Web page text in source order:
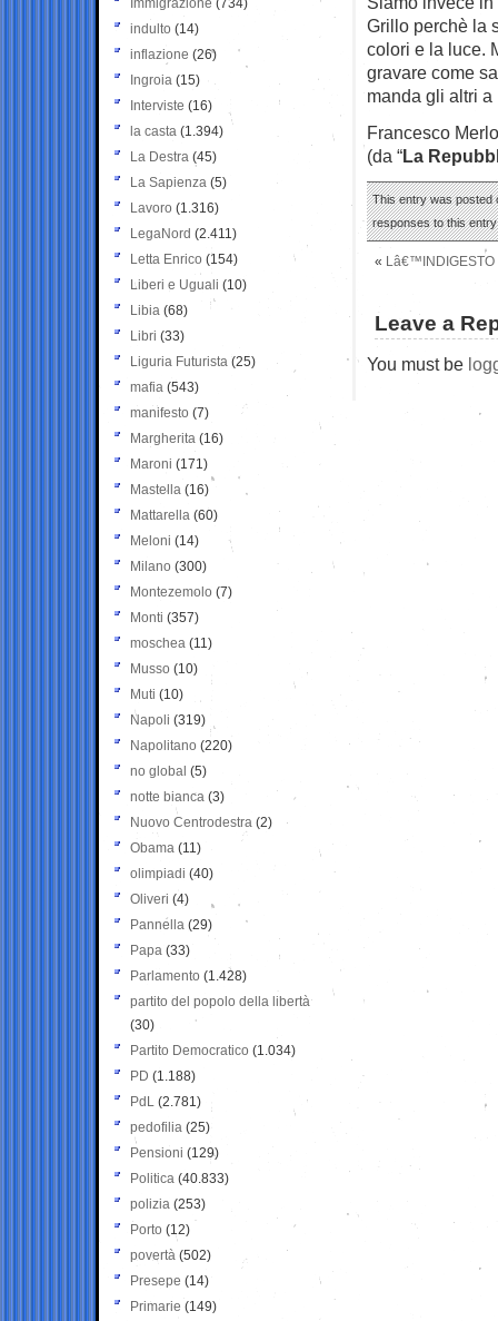
Grillo perchè la
colori e la luce.
gravare come
manda gli altri a
Francesco Merlo
(da “La
This entry was posted
responses to this
« Lâ€™INDIGESTO
Leave a
You must be
Immigrazione (734)
indulto (14)
inflazione (26)
Ingroia (15)
Interviste (16)
la casta (1.394)
La Destra (45)
La Sapienza (5)
Lavoro (1.316)
LegaNord (2.411)
Letta Enrico (154)
Liberi e Uguali (10)
Libia (68)
Libri (33)
Liguria Futurista (25)
mafia (543)
manifesto (7)
Margherita (16)
Maroni (171)
Mastella (16)
Mattarella (60)
Meloni (14)
Milano (300)
Montezemolo (7)
Monti (357)
moschea (11)
Musso (10)
Muti (10)
Napoli (319)
Napolitano (220)
no global (5)
notte bianca (3)
Nuovo Centrodestra (2)
Obama (11)
olimpiadi (40)
Oliveri (4)
Pannella (29)
Papa (33)
Parlamento (1.428)
partito del popolo della libertà
(30)
Partito Democratico (1.034)
PD (1.188)
PdL (2.781)
pedofilia (25)
Pensioni (129)
Politica (40.833)
polizia (253)
Porto (12)
povertà (502)
Presepe (14)
Primarie (149)